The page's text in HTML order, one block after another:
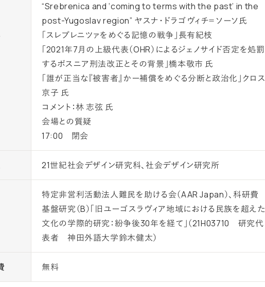
“Srebrenica and ‘coming to terms with the past’ in the
post-Yugoslav region” ヤスナ・ドラゴヴィチ＝ソーソ氏
「スレブレニツァをめぐる記憶の戦争」長有紀枝
「2021年7月の上級代表（OHR）によるジェノサイド否定を処罰
するボスニア刑法改正とその背景」橋本敬市 氏
「誰が正当な『被害者』かー補償をめぐる分断と政治化」クロス
京子 氏
コメント：林 志弦 氏
会場との質疑
17:00 閉会
21世紀社会デザイン研究科、社会デザイン研究所
特定非営利活動法人難民を助ける会（AAR Japan）、科研費
基盤研究（B）「旧ユーゴスラヴィア地域における民族を超えた
文化の学際的研究：紛争後30年を経て」（21H03710 研究代
表者 神田外語大学鈴木健太）
無料